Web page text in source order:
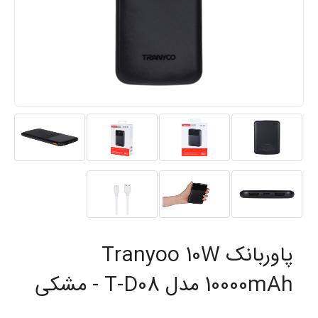
پاوربانک Tranyoo 10W
10000mAh مدل T-D08 - مشکی